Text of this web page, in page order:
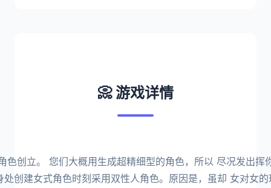
📀 游戏详情
创立。 您们大概用生成超精细型的角色，所以 尽况发出
创建女式角色时刻采用双性人角色。原因是，虽却 女对女